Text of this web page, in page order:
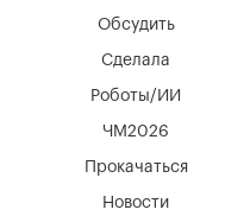
Новости
Обсудить
Сделала
Роботы/ИИ
ЧМ2026
Прокачаться